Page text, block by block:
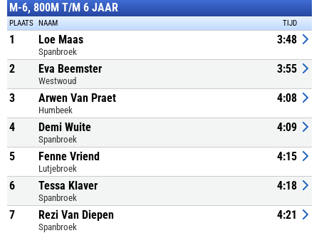
M-6, 800M T/M 6 JAAR
PLAATS NAAM TIJD
1 Loe Maas
Spanbroek
3:48
2 Eva Beemster
Westwoud
3:55
3 Arwen Van Praet
Humbeek
4:08
4 Demi Wuite
Spanbroek
4:09
5 Fenne Vriend
Lutjebroek
4:15
6 Tessa Klaver
Spanbroek
4:18
7 Rezi Van Diepen
Spanbroek
4:21